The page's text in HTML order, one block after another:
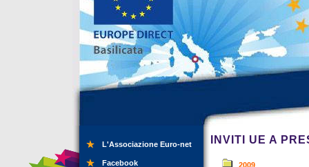
L'Associazione Euro-net
Facebook
INVITI UE A
2009